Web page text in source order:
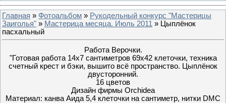
Главная » Фотоальбом » Рукодельный конкурс "Мастерицы
Заиголья" » Мастерица месяца. Июль 2011 » Цыплёнок
пасхальный
Работа Верочки.
"Готовая работа 14х7 сантиметров 69х42 клеточки, техника
счетный крест и бэки, вышито всё пространство. Цыплёнок
двусторонний.
16 цветов
Дизайн фирмы Orchidea
Материал: канва Аида 5,4 клеточки на сантиметр, нитки DMC